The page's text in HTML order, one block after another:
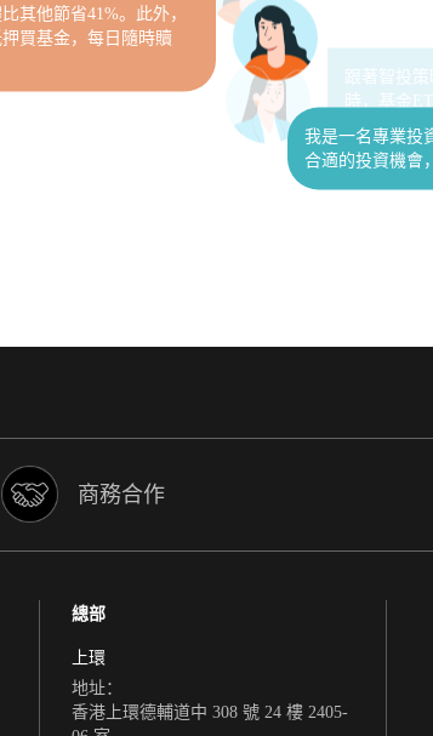
投資平台非常重要。
我是一名專業投
合適的投資機會
對家庭來講尤其重
財產品，適合不同資
跟著智投
時，基金
商務合作
總部
上環
地址：
香港上環德輔道中 308 號 24 樓 2405-